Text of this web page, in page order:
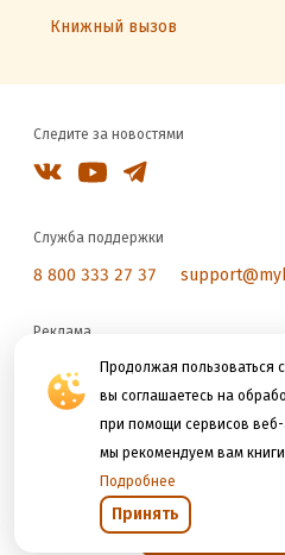
Продолжая пользоваться
вы соглашаетесь на
при помощи сервисов веб-
мы рекомендуем вам
Подробнее
Принять
Книжный вызов
Следите за новостями
Служба поддержки
8 800 333 27 37
Реклама
reklama@litres.ru
Мы принимаем к оплате
Открыть в